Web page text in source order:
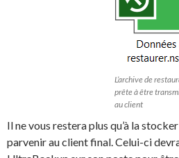
L’archive de
prête à être
au client
Il ne vous restera plus qu’à la
parvenir au client final. Celui-ci